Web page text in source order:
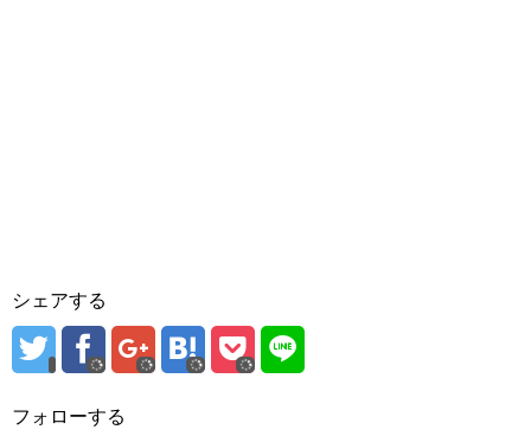
シェアする
フォローする